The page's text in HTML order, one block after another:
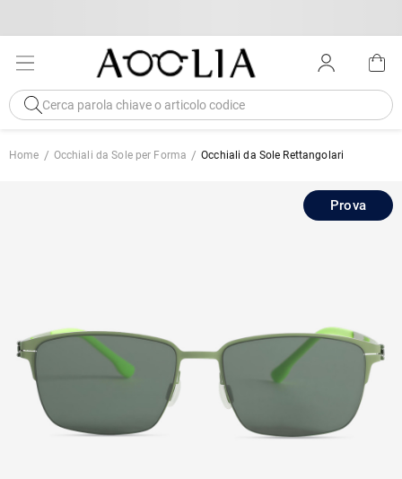
Home Occhiali da Sole per Forma Occhiali da Sole Rettangolari
Prova